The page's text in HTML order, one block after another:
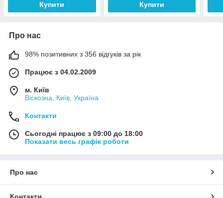
Купити Купити
Про нас
98% позитивних з 356 відгуків за рік
Працює з 04.02.2009
м. Київ
Віскозна, Київ, Україна
Контакти
Сьогодні працює з 09:00 до 18:00
Показати весь графік роботи
Про нас